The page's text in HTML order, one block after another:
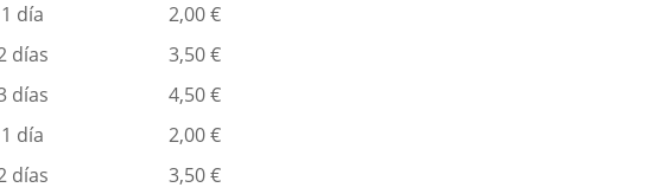
1 día
2,00 €
días
3,50 €
días
4,50 €
1 día
2,00 €
días
3,50 €